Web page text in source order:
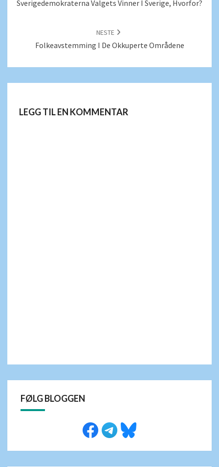
Sverigedemokraterna Valgets Vinner I Sverige, Hvorfor?
NESTE
Folkeavstemming I De Okkuperte Områdene
LEGG TIL EN KOMMENTAR
FØLG BLOGGEN